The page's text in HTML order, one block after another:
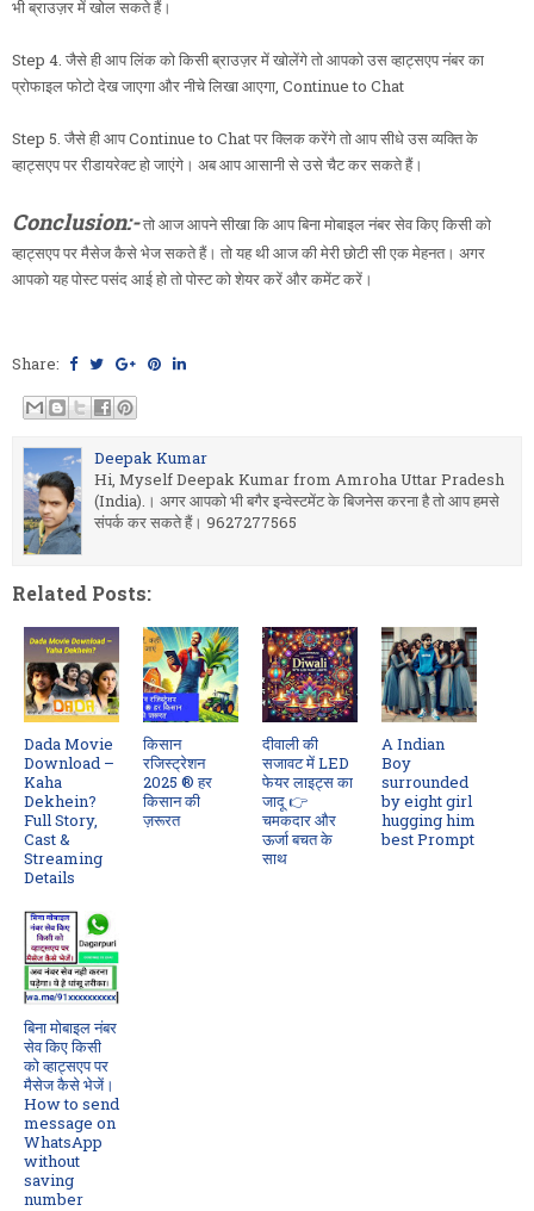
भी ब्राउज़र में खोल सकते हैं।
Step 4. जैसे ही आप लिंक को किसी ब्राउज़र में खोलेंगे तो आपको उस व्हाट्सएप नंबर का
प्रोफाइल फोटो देख जाएगा और नीचे लिखा आएगा, Continue to Chat
Step 5. जैसे ही आप Continue to Chat पर क्लिक करेंगे तो आप सीधे उस व्यक्ति के
व्हाट्सएप पर रीडायरेक्ट हो जाएंगे। अब आप आसानी से उसे चैट कर सकते हैं।
Conclusion:-तो आज आपने सीखा कि आप बिना मोबाइल नंबर सेव किए किसी को
व्हाट्सएप पर मैसेज कैसे भेज सकते हैं। तो यह थी आज की मेरी छोटी सी एक मेहनत। अगर
आपको यह पोस्ट पसंद आई हो तो पोस्ट को शेयर करें और कमेंट करें।
Share:
Deepak Kumar
Hi, Myself Deepak Kumar from Amroha Uttar Pradesh
(India).। अगर आपको भी बगैर इन्वेस्टमेंट के बिजनेस करना है तो आप हमसे
संपर्क कर सकते हैं। 9627277565
Related Posts:
Dada Movie
Download –
Kaha
Dekhein?
Full Story,
Cast &
Streaming
Details
किसान
रजिस्ट्रेशन
2025 ® हर
किसान की
ज़रूरत
दीवाली की
सजावट में LED
फेयर लाइट्स का
जादू 👉
चमकदार और
ऊर्जा बचत के
साथ
A Indian
Boy
surrounded
by eight girl
hugging him
best Prompt
बिना मोबाइल नंबर
सेव किए किसी
को व्हाट्सएप पर
मैसेज कैसे भेजें।
How to send
message on
WhatsApp
without
saving
number